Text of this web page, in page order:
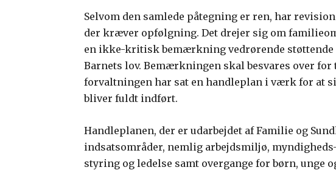
Selvom den samlede påtegning er ren, har
der kræver opfølgning. Det drejer sig om
en ikke-kritisk bemærkning vedrørende støttende
Barnets lov. Bemærkningen skal besvares over
forvaltningen har sat en handleplan i værk for at
bliver fuldt indført.
Handleplanen, der er udarbejdet af Familie og
indsatsområder, nemlig arbejdsmiljø,
styring og ledelse samt overgange for børn, unge